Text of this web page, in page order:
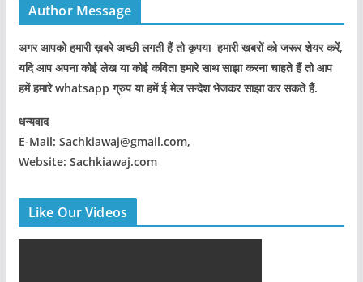
Author Message
अगर आपको हमारी ख़बरे अच्छी लगती हैं तो कृपया हमारी खबरों को जरूर शेयर करें,
यदि आप अपना कोई लेख या कोई कविता हमारे साथ साझा करना चाहते हैं तो आप
हमें हमारे whatsapp ग्रुप या हमें ई मेल सन्देश भेजकर साझा कर सकते हैं.
धन्यवाद
E-Mail: Sachkiawaj@gmail.com,
Website: Sachkiawaj.com
Like Our Videos